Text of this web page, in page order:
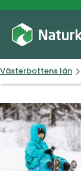
Västerbottens län